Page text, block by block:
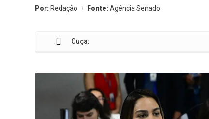
Por: Redação Fonte:Agência Senado
Ouça: